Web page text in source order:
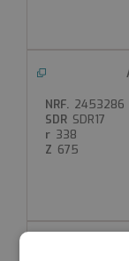
2453286
SDR17
338
675